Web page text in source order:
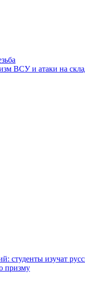
ВСУ и атаки на
студенты изучат
призму